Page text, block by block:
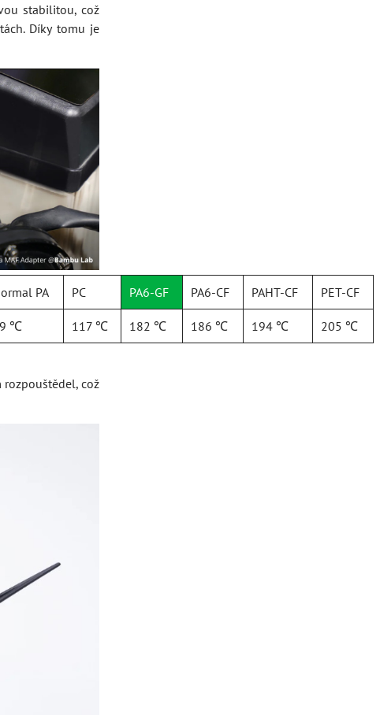
stabilitou, což
Díky tomu je
PA PC PA6-GF PA6-CF PAHT-CF PET-CF
℃ 117 ℃ 182 ℃ 186 ℃ 194 ℃ 205 ℃
což